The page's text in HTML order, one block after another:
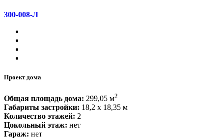
300-008-Л
Проект дома
Общая площадь дома: 299,05 м2
Габариты застройки: 18,2 x 18,35 м
Количество этажей: 2
Цокольный этаж: нет
Гараж: нет